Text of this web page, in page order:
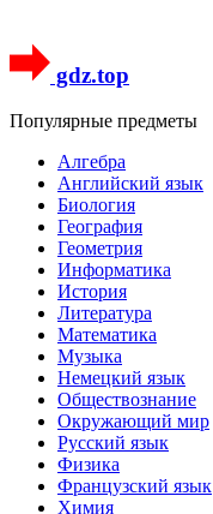
gdz.top
Популярные предметы
Алгебра
Английский язык
Биология
География
Геометрия
Информатика
История
Литература
Математика
Музыка
Немецкий язык
Обществознание
Окружающий мир
Русский язык
Физика
Французский язык
Химия